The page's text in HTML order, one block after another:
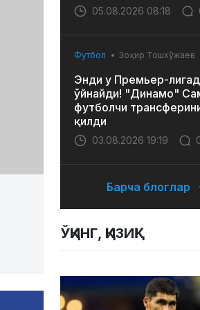
05.08.2026 08:18
Футбол Зоҳир Тошхўжаев
Энди у Премьер-
ўйнайди! "Динамо"
футболчи
қилди
03.08.2026 19:19
Барча блоглар
ЎҚИНГ, ҚИЗИҚ!